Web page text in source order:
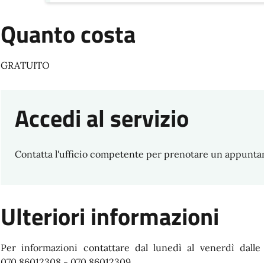
Quanto costa
GRATUITO
Accedi al servizio
Contatta l'ufficio competente per prenotare un
Ulteriori informazioni
Per informazioni contattare dal lunedì al venerdì